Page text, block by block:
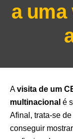
a uma
Avisita de um
multinacional é
Afinal, trata-se
conseguir